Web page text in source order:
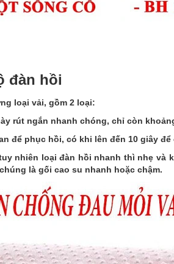
đàn hồi
loại vải, gồm 2 loại:
rút ngắn nhanh chóng, chỉ còn
để phục hồi, có khi lên đến 10 giây
nhiên loại đàn hồi nhanh thì nhẹ và
là gối cao su nhanh hoặc chậm.